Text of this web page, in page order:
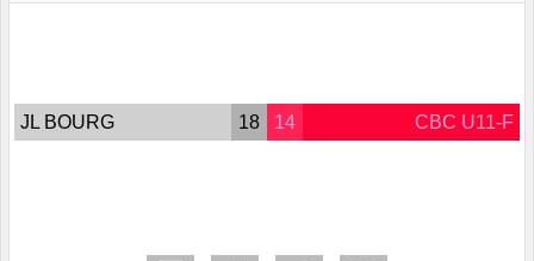
JL BOURG 18 14 CBC U11-F